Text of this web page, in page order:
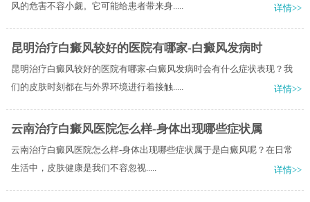
风的危害不容小觑。它可能给患者带来身.....
详情>>
昆明治疗白癜风较好的医院有哪家-白癜风发病时
昆明治疗白癜风较好的医院有哪家-白癜风发病时会有什么症状表现？我
们的皮肤时刻都在与外界环境进行着接触.....
详情>>
云南治疗白癜风医院怎么样-身体出现哪些症状属
云南治疗白癜风医院怎么样-身体出现哪些症状属于是白癜风呢？​在日常
生活中，皮肤健康是我们不容忽视.....
详情>>